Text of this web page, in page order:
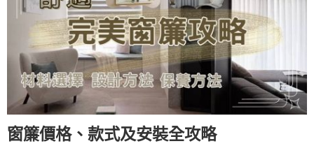
窗簾價格、款式及安裝全攻略